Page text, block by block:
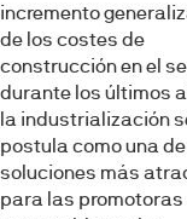
incremento
de los costes de
construcción en el
durante los últimos
la industrialización
postula como una
soluciones más
para las